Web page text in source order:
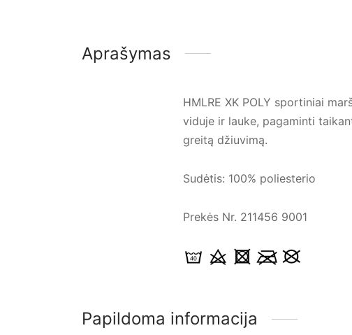
Aprašymas
HMLRE XK POLY sportiniai
viduje ir lauke, pagaminti
greitą džiuvimą.
Sudėtis: 100% poliesterio
Prekės Nr. 211456 9001
Papildoma informacija